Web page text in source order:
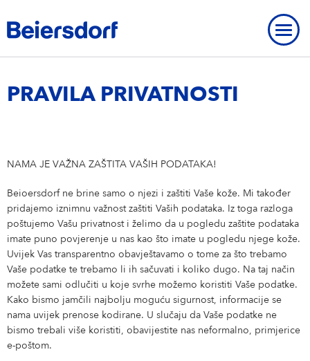
STRATEGIJA
PRISUTNOST BEIERSDORFA ŠIROM SVIJETA
PREGLED
Pregled
NIVEA
Eucerin
PRETRAGA RADNIH MJESTA I KANDIDATI
KONTAKT
ADRESA
USLUGE
USLUGE
KONTAKT
IMPRESSUM
PRAVILA PRIVATNOSTI
NAMA JE VAŽNA ZAŠTITA VAŠIH PODATAKA!
Beioersdorf ne brine samo o njezi i zaštiti Vaše kože. Mi također
pridajemo iznimnu važnost zaštiti Vaših podataka. Iz toga razloga
poštujemo Vašu privatnost i želimo da u pogledu zaštite podataka
imate puno povjerenje u nas kao što imate u pogledu njege kože.
Uvijek Vas transparentno obavještavamo o tome za što trebamo
Vaše podatke te trebamo li ih sačuvati i koliko dugo. Na taj način
možete sami odlučiti u koje svrhe možemo koristiti Vaše podatke.
Kako bismo jamčili najbolju moguću sigurnost, informacije se
nama uvijek prenose kodirane. U slučaju da Vaše podatke ne
bismo trebali više koristiti, obavijestite nas neformalno, primjerice
e-poštom.